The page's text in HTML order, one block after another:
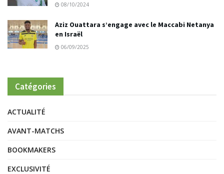
08/10/2024
Aziz Ouattara s’engage avec le Maccabi Netanya
en Israël
06/09/2025
Catégories
ACTUALITÉ
AVANT-MATCHS
BOOKMAKERS
EXCLUSIVITÉ